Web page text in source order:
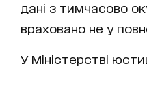
дані з тимчасово
враховано не у
У Міністерстві